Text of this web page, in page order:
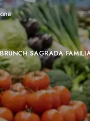
BRUNCH SAGRADA